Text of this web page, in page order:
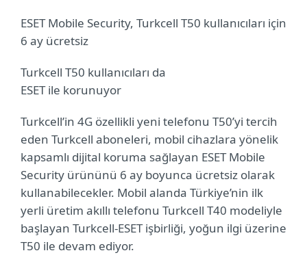
ESET Mobile Security, Turkcell T50 kullanıcıları için
6 ay ücretsiz
Turkcell T50 kullanıcıları da
ESET ile korunuyor
Turkcell’in 4G özellikli yeni telefonu T50’yi tercih
eden Turkcell aboneleri, mobil cihazlara yönelik
kapsamlı dijital koruma sağlayan ESET Mobile
Security ürününü 6 ay boyunca ücretsiz olarak
kullanabilecekler. Mobil alanda Türkiye’nin ilk
yerli üretim akıllı telefonu Turkcell T40 modeliyle
başlayan Turkcell-ESET işbirliği, yoğun ilgi üzerine
T50 ile devam ediyor.